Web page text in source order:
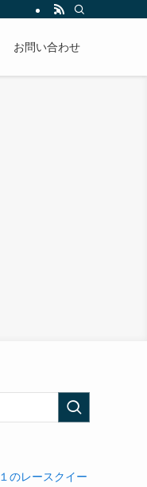
お問い合わせ
のレースクイー